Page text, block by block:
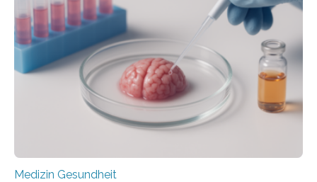
kann und wie sich durch eine Verringerung der
Herzbelastung und des oxidativen Stresses
Rhythmusstörungen reduzieren lassen. Würzburg. Die
hypertrophe Kardiomyopathie (HCM) ist die häufigste
erblich bedingte Herzerkrankung. Sie führt dazu, dass
sich die linke Herzkammer verdickt, der Herzmuskel zu
stark kontrahiert…
Medizin Gesundheit